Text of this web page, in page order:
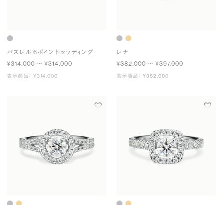
パスレル 6ポイントセッティング
¥314,000 〜 ¥314,000
表示商品： ¥314,000
レナ
¥382,000 〜 ¥397,000
表示商品： ¥382,000